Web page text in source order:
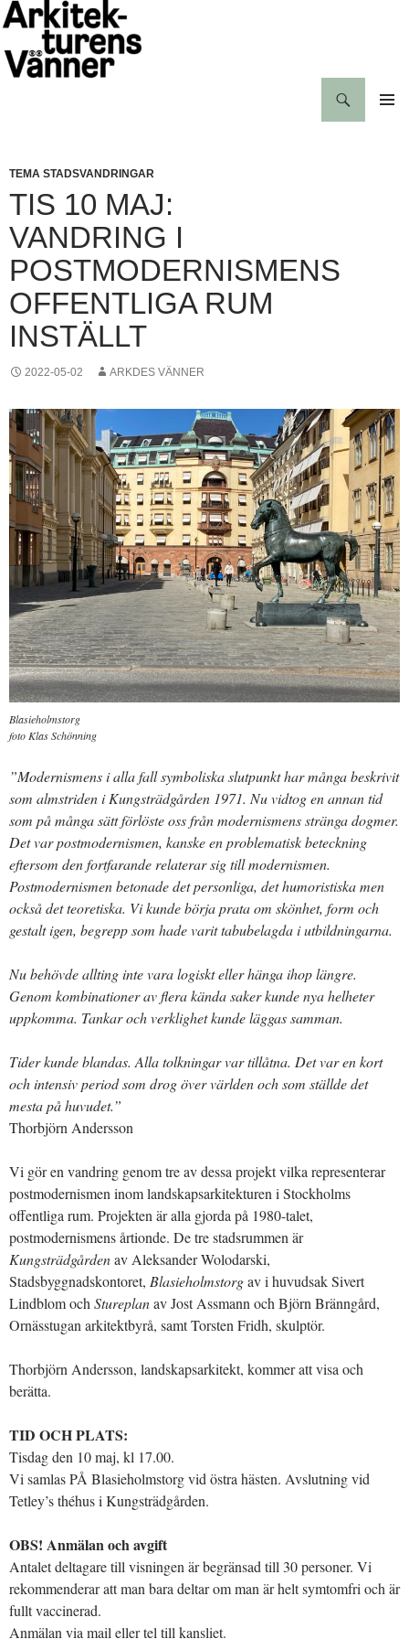
Hoppa
till
innehåll
TEMA STADSVANDRINGAR
TIS 10 MAJ:
VANDRING I
POSTMODERNISMENS
OFFENTLIGA RUM
INSTÄLLT
2022-05-02 ARKDES VÄNNER
Blasieholmstorg
foto Klas Schönning
”Modernismens i alla fall symboliska slutpunkt har många beskrivit
som almstriden i Kungsträdgården 1971. Nu vidtog en annan tid
som på många sätt förlöste oss från modernismens stränga dogmer.
Det var postmodernismen, kanske en problematisk beteckning
eftersom den fortfarande relaterar sig till modernismen.
Postmodernismen betonade det personliga, det humoristiska men
också det teoretiska. Vi kunde börja prata om skönhet, form och
gestalt igen, begrepp som hade varit tabubelagda i utbildningarna.
Nu behövde allting inte vara logiskt eller hänga ihop längre.
Genom kombinationer av flera kända saker kunde nya helheter
uppkomma. Tankar och verklighet kunde läggas samman.
Tider kunde blandas. Alla tolkningar var tillåtna. Det var en kort
och intensiv period som drog över världen och som ställde det
mesta på huvudet.”
Thorbjörn Andersson
Vi gör en vandring genom tre av dessa projekt vilka representerar
postmodernismen inom landskapsarkitekturen i Stockholms
offentliga rum. Projekten är alla gjorda på 1980-talet,
postmodernismens årtionde. De tre stadsrummen är
Kungsträdgårdenav Aleksander Wolodarski,
Stadsbyggnadskontoret, Blasieholmstorgav i huvudsak Sivert
Lindblom och Stureplanav Jost Assmann och Björn Bränngård,
Ornässtugan arkitektbyrå, samt Torsten Fridh, skulptör.
Thorbjörn Andersson, landskapsarkitekt, kommer att visa och
berätta.
TID OCH PLATS:
Tisdag den 10 maj, kl 17.00.
Vi samlas PÅ Blasieholmstorg vid östra hästen. Avslutning vid
Tetley’s théhus i Kungsträdgården.
OBS! Anmälan och avgift
Antalet deltagare till visningen är begränsad till 30 personer. Vi
rekommenderar att man bara deltar om man är helt symtomfri och är
fullt vaccinerad.
Anmälan via mail eller tel till kansliet.